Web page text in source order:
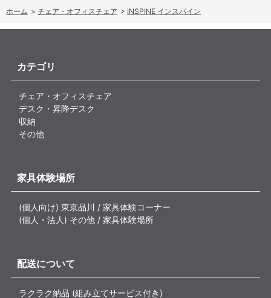
ホーム > チェア・オフィスチェア > INSPINE インスパイン
カテゴリ
チェア・オフィスチェア
デスク・昇降デスク
収納
その他
家具体験場所
(個人向け) 東京品川 / 家具体験コーナー
(個人・法人) その他 / 家具体験場所
配送について
ラクラク納品 (組み立てサービス付き)